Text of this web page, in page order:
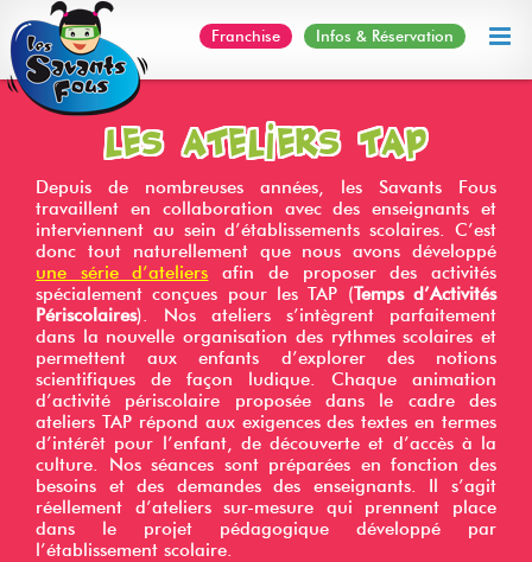
Skip
to
content
Infos & Réservation
Franchise
Les ateliers TAP
Depuis de nombreuses années, les Savants Fous
travaillent en collaboration avec des enseignants et
interviennent au sein d’établissements scolaires. C’est
donc tout naturellement que nous avons développé
une série d’ateliers afin de proposer des activités
spécialement conçues pour les TAP (Temps d’Activités
Périscolaires). Nos ateliers s’intègrent parfaitement
dans la nouvelle organisation des rythmes scolaires et
permettent aux enfants d’explorer des notions
scientifiques de façon ludique. Chaque animation
d’activité périscolaire proposée dans le cadre des
ateliers TAP répond aux exigences des textes en termes
d’intérêt pour l’enfant, de découverte et d’accès à la
culture. Nos séances sont préparées en fonction des
besoins et des demandes des enseignants. Il s’agit
réellement d’ateliers sur-mesure qui prennent place
dans le projet pédagogique développé par
l’établissement scolaire.